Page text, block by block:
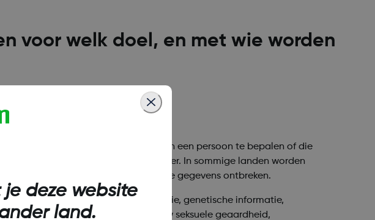
voor welk doel, en met wie worden
worden gebruikt om de identiteit van een persoon te bepalen of die
e-mailadres of telefoonnummer. In sommige landen worden
zelfs als andere identificerende gegevens ontbreken.
zoals biometrische informatie, genetische informatie,
informatie over uw seksleven of uw seksuele geaardheid,
deze website
land.